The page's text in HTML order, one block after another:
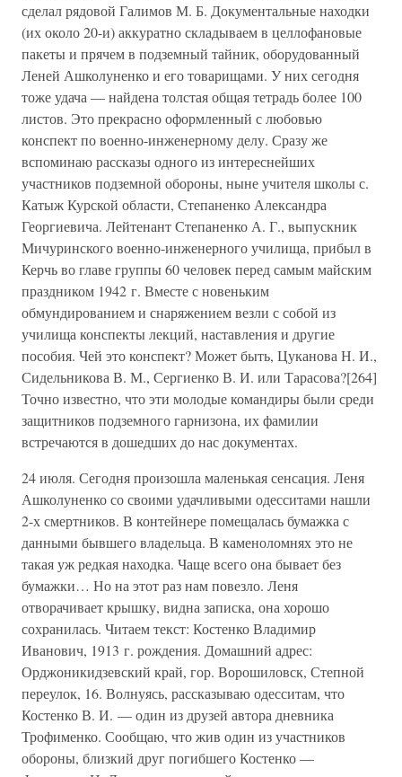
сделал рядовой Галимов М. Б. Документальные находки
(их около 20-и) аккуратно складываем в целлофановые
пакеты и прячем в подземный тайник, оборудованный
Леней Ашколуненко и его товарищами. У них сегодня
тоже удача — найдена толстая общая тетрадь более 100
листов. Это прекрасно оформленный с любовью
конспект по военно-инженерному делу. Сразу же
вспоминаю рассказы одного из интереснейших
участников подземной обороны, ныне учителя школы с.
Катыж Курской области, Степаненко Александра
Георгиевича. Лейтенант Степаненко А. Г., выпускник
Мичуринского военно-инженерного училища, прибыл в
Керчь во главе группы 60 человек перед самым майским
праздником 1942 г. Вместе с новеньким
обмундированием и снаряжением везли с собой из
училища конспекты лекций, наставления и другие
пособия. Чей это конспект? Может быть, Цуканова Н. И.,
Сидельникова В. М., Сергиенко В. И. или Тарасова?[264]
Точно известно, что эти молодые командиры были среди
защитников подземного гарнизона, их фамилии
встречаются в дошедших до нас документах.
24 июля. Сегодня произошла маленькая сенсация. Леня
Ашколуненко со своими удачливыми одесситами нашли
2-х смертников. В контейнере помещалась бумажка с
данными бывшего владельца. В каменоломнях это не
такая уж редкая находка. Чаще всего она бывает без
бумажки… Но на этот раз нам повезло. Леня
отворачивает крышку, видна записка, она хорошо
сохранилась. Читаем текст: Костенко Владимир
Иванович, 1913 г. рождения. Домашний адрес:
Орджоникидзевский край, гор. Ворошиловск, Степной
переулок, 16. Волнуясь, рассказываю одесситам, что
Костенко В. И. — один из друзей автора дневника
Трофименко. Сообщаю, что жив один из участников
обороны, близкий друг погибшего Костенко —